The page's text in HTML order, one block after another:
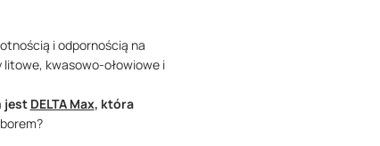
i odpornością na
kwasowo-ołowiowe i
jest DELTA Max, która